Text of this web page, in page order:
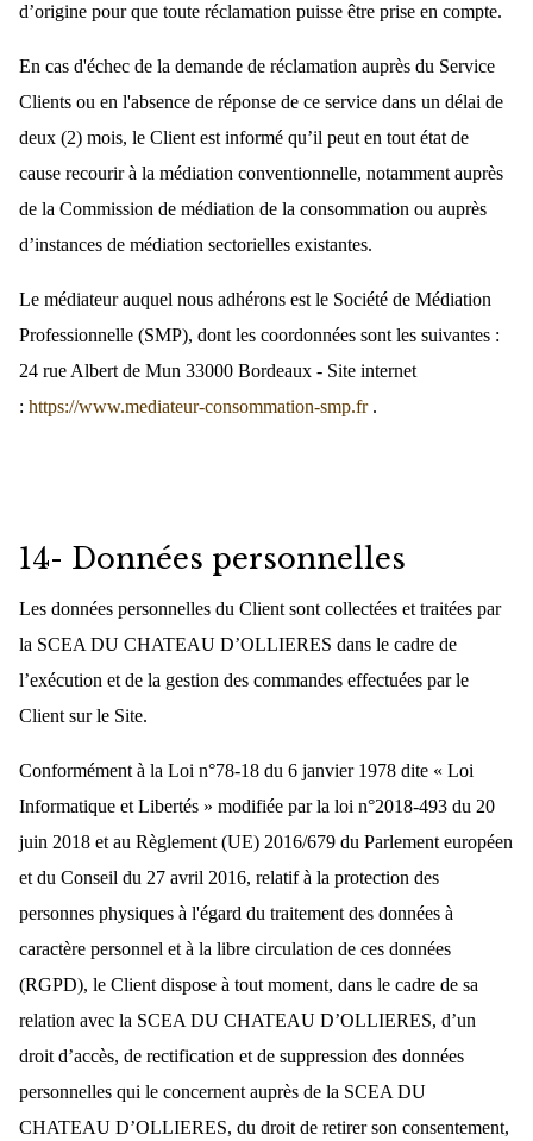
d’origine pour que toute réclamation puisse être prise en compte.
En cas d'échec de la demande de réclamation auprès du Service
Clients ou en l'absence de réponse de ce service dans un délai de
deux (2) mois, le Client est informé qu’il peut en tout état de
cause recourir à la médiation conventionnelle, notamment auprès
de la Commission de médiation de la consommation ou auprès
d’instances de médiation sectorielles existantes.
Le médiateur auquel nous adhérons est le Société de Médiation
Professionnelle (SMP), dont les coordonnées sont les suivantes :
24 rue Albert de Mun 33000 Bordeaux - Site internet
: https://www.mediateur-consommation-smp.fr.
14- Données personnelles
Les données personnelles du Client sont collectées et traitées par
la SCEA DU CHATEAU D’OLLIERES dans le cadre de
l’exécution et de la gestion des commandes effectuées par le
Client sur le Site.
Conformément à la Loi n°78-18 du 6 janvier 1978 dite « Loi
Informatique et Libertés » modifiée par la loi n°2018-493 du 20
juin 2018 et au Règlement (UE) 2016/679 du Parlement européen
et du Conseil du 27 avril 2016, relatif à la protection des
personnes physiques à l'égard du traitement des données à
caractère personnel et à la libre circulation de ces données
(RGPD), le Client dispose à tout moment, dans le cadre de sa
relation avec la SCEA DU CHATEAU D’OLLIERES, d’un
droit d’accès, de rectification et de suppression des données
personnelles qui le concernent auprès de la SCEA DU
CHATEAU D’OLLIERES, du droit de retirer son consentement,